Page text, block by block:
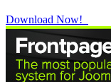
Download Now!